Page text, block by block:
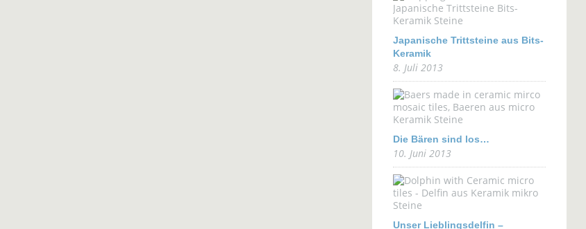
Japanische Trittsteine aus Bits-
Keramik
8. Juli 2013
Die Bären sind los…
10. Juni 2013
Unser Lieblingsdelfin –